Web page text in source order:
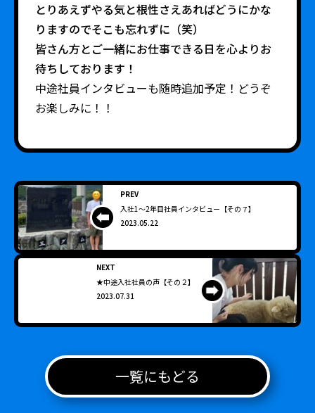
とりあえずやる気と根性さえあればどうにかな
りますのでそこも忘れずに（笑）
皆さん方とご一緒にお仕事できる日を心よりお
待ちしております！
中途社員インタビューも随時追加予定！どうぞ
お楽しみに！！
PREV
入社1～2年目社員インタビュー【その７】
2023.05.22
NEXT
★中途入社社員の声【その２】
2023.07.31
一覧にもどる